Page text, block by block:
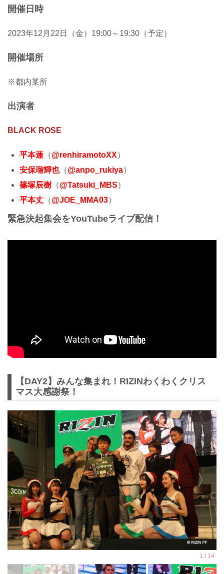
開催日時
2023年12月22日（金）19:00～19:30（予定）
開催場所
※都内某所
出演者
BLACK ROSE
平本蓮 （@renhiramotoXX）
安保瑠輝也（@anpo_rukiya）
篠塚辰樹 （@Tatsuki_MBS）
平本丈 （@JOE_MMA03）
緊急決起集会をYouTubeライブ配信！
【DAY2】みんな集まれ！RIZINわくわくクリス
マス大感謝祭！